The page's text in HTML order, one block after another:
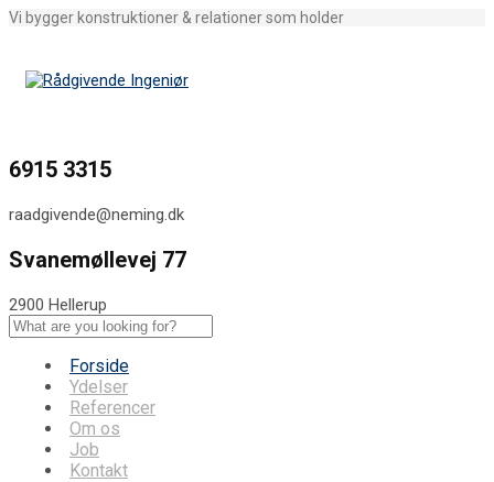
Vi bygger konstruktioner & relationer som holder
6915 3315
raadgivende@neming.dk
Svanemøllevej 77
2900 Hellerup
Forside
Ydelser
Referencer
Om os
Job
Kontakt